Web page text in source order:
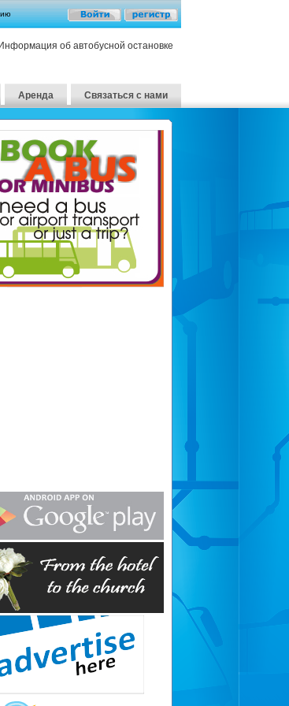
Информация об автобусной остановке
Аренда Связаться с нами